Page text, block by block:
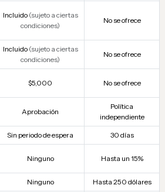
Incluido (sujeto a ciertas
condiciones)
No se ofrece
Incluido (sujeto a ciertas
condiciones)
No se ofrece
$5,000 No se ofrece
Aprobación
Política
independiente
Sin periodo de espera 30 días
Ninguno Hasta un 15%
Ninguno Hasta 250 dólares